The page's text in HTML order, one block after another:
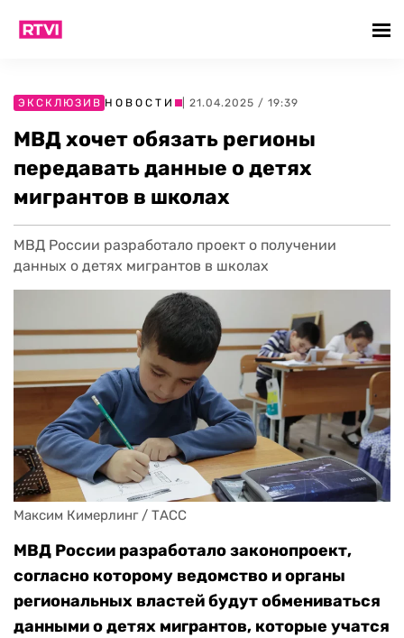
ЭКСКЛЮЗИВ НОВОСТИ | 21.04.2025 / 19:39
МВД хочет обязать регионы
передавать данные о детях
мигрантов в школах
МВД России разработало проект о получении
данных о детях мигрантов в школах
Максим Кимерлинг / ТАСС
МВД России разработало законопроект,
согласно которому ведомство и органы
региональных властей будут обмениваться
данными о детях мигрантов, которые учатся